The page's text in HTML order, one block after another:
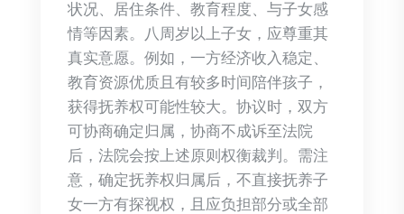
状况、居住条件、教育程度、与子女感
情等因素。八周岁以上子女，应尊重其
真实意愿。例如，一方经济收入稳定、
教育资源优质且有较多时间陪伴孩子，
获得抚养权可能性较大。协议时，双方
可协商确定归属，协商不成诉至法院
后，法院会按上述原则权衡裁判。需注
意，确定抚养权归属后，不直接抚养子
女一方有探视权，且应负担部分或全部